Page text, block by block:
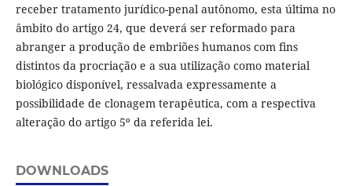
receber tratamento jurídico-penal autônomo, esta última no
âmbito do artigo 24, que deverá ser reformado para
abranger a produção de embriões humanos com fins
distintos da procriação e a sua utilização como material
biológico disponível, ressalvada expressamente a
possibilidade de clonagem terapêutica, com a respectiva
alteração do artigo 5º da referida lei.
DOWNLOADS